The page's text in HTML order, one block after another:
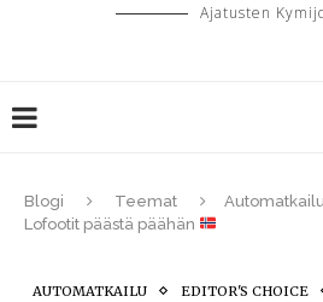
Ajatusten
Blogi Teemat Automatkailu
Lofootit päästä päähän
AUTOMATKAILU EDITOR'S CHOICE